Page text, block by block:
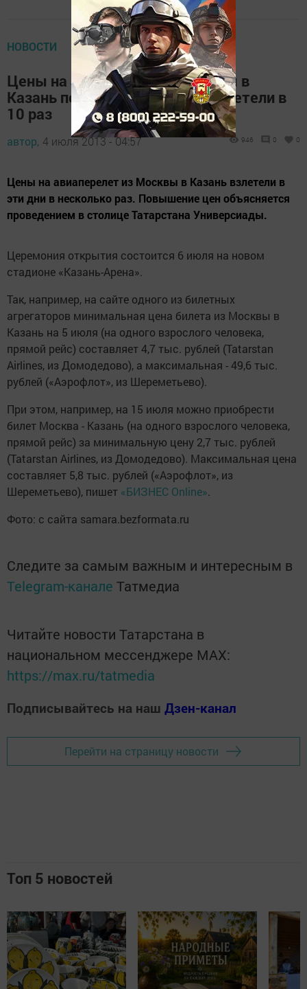
НОВОСТИ
Цены на авиабилеты из Москвы в
Казань перед Универсиадой взлетели в
10 раз
автор, 4 июля 2013 - 04:57 946 0 0
Цены на авиаперелет из Москвы в Казань взлетели в
эти дни в несколько раз. Повышение цен объясняется
проведением в столице Татарстана Универсиады.
Церемония открытия состоится 6 июля на новом
стадионе «Казань-Арена».
Так, например, на сайте одного из билетных
агрегаторов минимальная цена билета из Москвы в
Казань на 5 июля (на одного взрослого человека,
прямой рейс) составляет 4,7 тыс. рублей (Tatarstan
Airlines, из Домодедово), а максимальная - 49,6 тыс.
рублей («Аэрофлот», из Шереметьево).
При этом, например, на 15 июля можно приобрести
билет Москва - Казань (на одного взрослого человека,
прямой рейс) за минимальную цену 2,7 тыс. рублей
(Tatarstan Airlines, из Домодедово). Максимальная цена
составляет 5,8 тыс. рублей («Аэрофлот», из
Шереметьево), пишет «БИЗНЕС Online».
Фото: с сайта samara.bezformata.ru
Следите за самым важным и интересным в
Telegram-канале Татмедиа
Читайте новости Татарстана в
национальном мессенджере MАХ:
https://max.ru/tatmedia
Подписывайтесь на наш Дзен-канал
Перейти на страницу новости
Топ 5 новостей